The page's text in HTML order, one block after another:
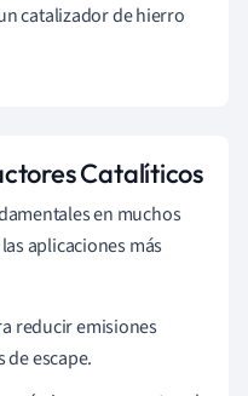
catalizador de hierro
Catalíticos
en muchos
aplicaciones más
reducir emisiones
escape.